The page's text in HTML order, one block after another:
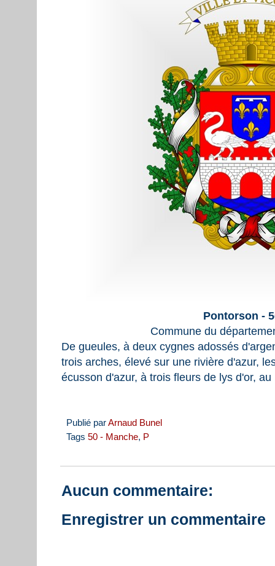
Pontorson -
Commune du
De gueules, à deux cygnes adossés
trois arches, élevé sur une rivière d'azur,
écusson d'azur, à trois fleurs de lys d'or,
Publié parArnaud Bunel
Tags 50 - Manche, P
Aucun commentaire:
Enregistrer un commentaire